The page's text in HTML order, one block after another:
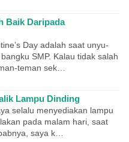
Baik Daripada
Day adalah saat unyu-
SMP. Kalau tidak salah
teman sek…
Lampu Dinding
selalu menyediakan lampu
pada malam hari, saat
saya k…